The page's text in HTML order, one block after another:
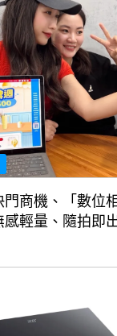
商機、「數位
輕量、隨拍即出
選購指南「超級